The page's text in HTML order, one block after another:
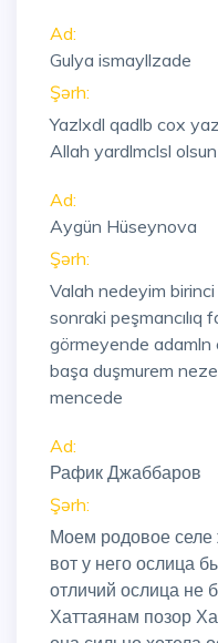
Ad:
Gulya ismayllzade
Şərh:
Yazlxdl qadlb cox
Allah yardlmclsl olsun
Ad:
Aygün Hüseynova
Şərh:
Valah nedeyim
sonraki peşmancılıq
görmeyende adamln
başa duşmurem
mencede
Ad:
Рафик Джаббаров
Şərh:
Моем родовое
вот у него ослица
отличий ослица не
Хаттаянам позор